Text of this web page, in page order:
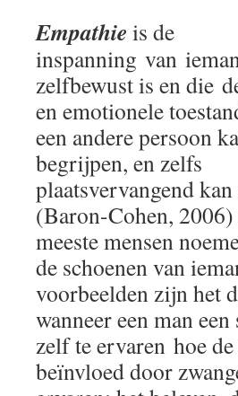
Empathie is de
inspanning van
zelfbewust is en die
en emotionele
een andere persoon
begrijpen, en zelfs
plaatsvervangend
(Baron-Cohen,
meeste mensen
de schoenen van
voorbeelden zijn het
wanneer een man
zelf te ervaren hoe
beïnvloed door